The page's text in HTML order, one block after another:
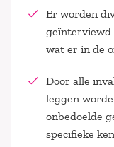
Er worden
geïnterviewd
wat er in de
Door alle
leggen
onbedoelde
specifieke